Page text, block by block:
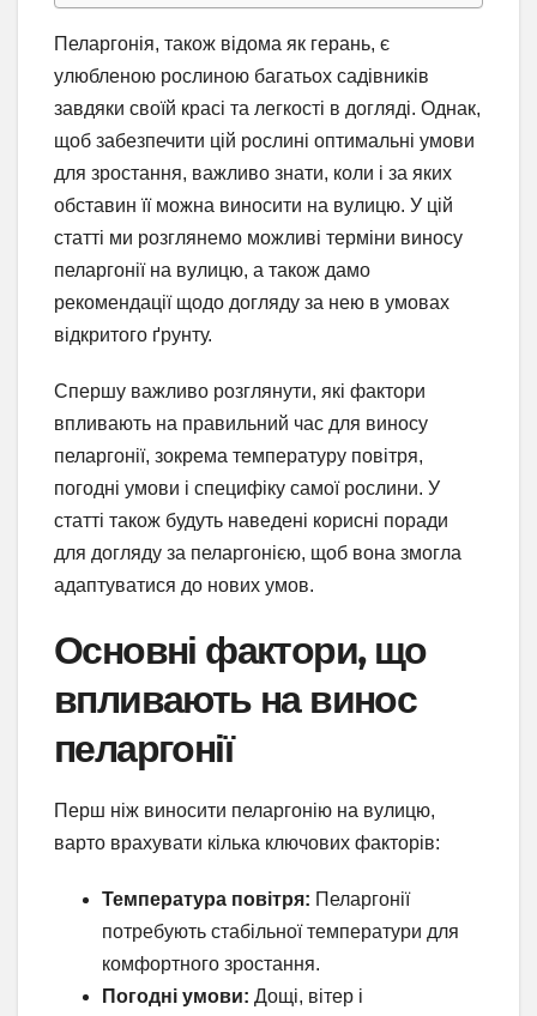
Пеларгонія, також відома як герань, є
улюбленою рослиною багатьох садівників
завдяки своїй красі та легкості в догляді. Однак,
щоб забезпечити цій рослині оптимальні умови
для зростання, важливо знати, коли і за яких
обставин її можна виносити на вулицю. У цій
статті ми розглянемо можливі терміни виносу
пеларгонії на вулицю, а також дамо
рекомендації щодо догляду за нею в умовах
відкритого ґрунту.
Спершу важливо розглянути, які фактори
впливають на правильний час для виносу
пеларгонії, зокрема температуру повітря,
погодні умови і специфіку самої рослини. У
статті також будуть наведені корисні поради
для догляду за пеларгонією, щоб вона змогла
адаптуватися до нових умов.
Основні фактори, що
впливають на винос
пеларгонії
Перш ніж виносити пеларгонію на вулицю,
варто врахувати кілька ключових факторів:
Температура повітря: Пеларгонії
потребують стабільної температури для
комфортного зростання.
Погодні умови: Дощі, вітер і